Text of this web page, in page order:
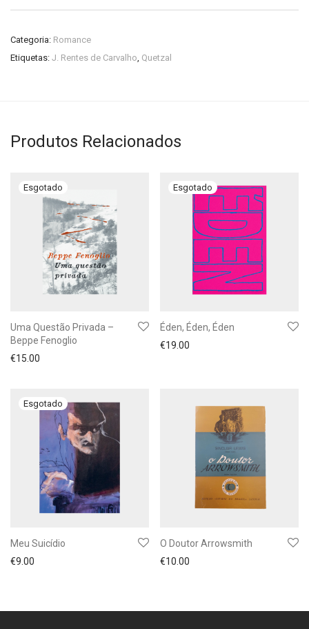
Categoria: Romance
Etiquetas: J. Rentes de Carvalho, Quetzal
Produtos Relacionados
Uma Questão Privada –
Beppe Fenoglio
€15.00
Éden, Éden, Éden
€19.00
Meu Suicídio
€9.00
O Doutor Arrowsmith
€10.00